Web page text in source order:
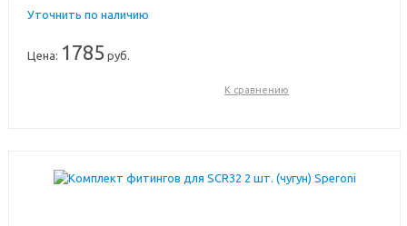
Уточнить по наличию
Цена: 1785 руб.
К сравнению